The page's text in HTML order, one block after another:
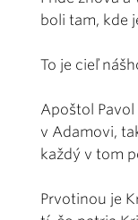
boli tam, kde
To je cieľ
Apoštol
v Adamovi,
každý v tom
Prvotinou je